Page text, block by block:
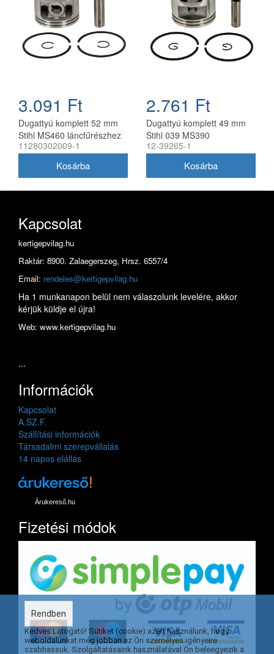
3.091 Ft
Dugattyú komplett 52 mm
Stihl MS460 láncfűrészhez
utángyártott
11280302009-1
2.761 Ft
Dugattyú komplett 49 mm
Stihl 039 MS390
láncfűrészhez utángyártott
12-39265-1
Kapcsolat
kertigepvilag.hu
Raktár: 8900. Zalaegerszeg, Hrsz. 6557/4
Email: rendeles@kertigepvilag.hu
Ha 1 munkanapon belül nem válaszolunk levelére, akkor
kérjük küldje el újra!
Web: www.kertigepvilag.hu
...
Információk
Kapcsolat
A.SZ.F.
Szállítási információk
Társadalmi szerepvállalás
14 napos elállás
Árukereső.hu
Fizetési módok
Rendben
Kedves Látogató! Sütiket (cookie) azért használunk, hogy
weboldalunkat még jobban az Ön személyes igényeire
szabhassuk. Szolgáltatásaink használatával Ön beleegyezik a